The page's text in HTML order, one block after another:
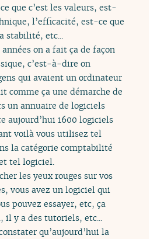
que c’est les valeurs, est-
l’efficacité, est-ce que
stabilité, etc...
on a fait ça de façon
c’est-à-dire on
qui avaient un ordinateur
comme ça une démarche de
un annuaire de logiciels
aujourd’hui 1600 logiciels
voilà vous utilisez tel
la catégorie comptabilité
tel logiciel.
les yeux rouges sur vos
vous avez un logiciel qui
pouvez essayer, etc, ça
il y a des tutoriels, etc...
qu’aujourd’hui la